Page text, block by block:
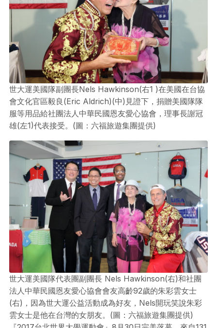
世大運美國隊副團長Nels Hawkinson(右1 )在美國在台協
會文化官區毅良(Eric Aldrich)(中)見證下，捐贈美國隊隊
服等用品給社團法人中華民國恩友愛心協會，理事長謝冠
雄(左1)代表接受。(圖：六福旅遊集團提供)
世大運美國隊代表團副團長 Nels Hawkinson(右)和社團
法人中華民國恩友愛心協會會友高齡92歲的朱彩雲女士
(右)，因為世大運公益活動成為好友，Nels開玩笑說朱彩
雲女士是他在台灣的女朋友。(圖：六福旅遊集團提供)